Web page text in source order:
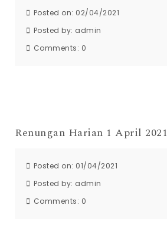
Posted on: 02/04/2021
Posted by: admin
Comments: 0
Renungan Harian 1 April 2021
Posted on: 01/04/2021
Posted by: admin
Comments: 0